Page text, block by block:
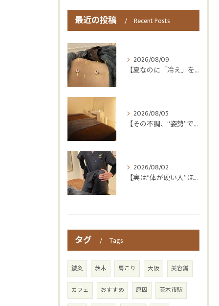
最近の投稿 Recent Posts
2026/08/09
【夏なのに「冷え」を感じていませんか？🥶】
2026/08/05
【その不調、“姿勢”ではなく“呼吸”かもしれません😮‍💨】
2026/08/02
【実は“体が硬い人”ほど疲れやすい😳】
タグ Tags
鍼灸 茨木 肩こり 大阪 美容鍼
カフェ おすすめ 原因 茨木市駅